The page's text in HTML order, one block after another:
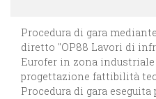
Procedura di gara
diretto "OP88 Lavori di
Eurofer in zona
progettazione fattibilità
Procedura di gara